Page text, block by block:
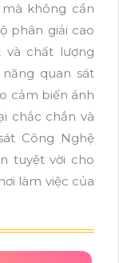
không cần
phân giải cao
và chất lượng
quan sát
cảm biến ánh
chắc chắn và
Công Nghệ
tuyệt vời cho
làm việc của